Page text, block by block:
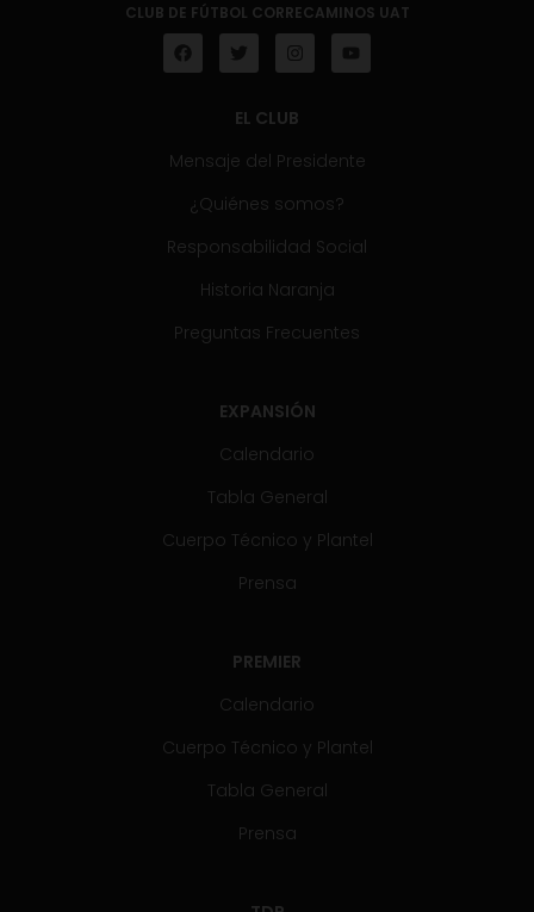
CLUB DE FÚTBOL CORRECAMINOS UAT
EL CLUB
Mensaje del Presidente
¿Quiénes somos?
Responsabilidad Social
Historia Naranja
Preguntas Frecuentes
EXPANSIÓN
Calendario
Tabla General
Cuerpo Técnico y Plantel
Prensa
PREMIER
Calendario
Cuerpo Técnico y Plantel
Tabla General
Prensa